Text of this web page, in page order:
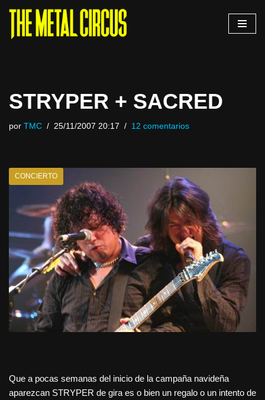
Saltar
STRYPER + SACRED
por TMC 25/11/2007 20:17 12 comentarios
CONCIERTO
Que a pocas semanas del inicio de la campaña navideña
aparezcan STRYPER de gira es o bien un regalo o un intento de